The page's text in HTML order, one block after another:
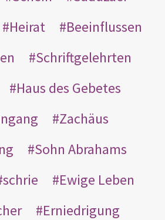
Heirat
Beeinflussen
Schriftgelehrten
Haus des Gebetes
Zachäus
Sohn Abrahams
schrie
Ewige Leben
Erniedrigung